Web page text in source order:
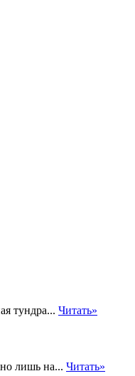
тундра... Читать»
лишь на... Читать»